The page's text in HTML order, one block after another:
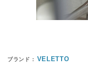
VELETTO